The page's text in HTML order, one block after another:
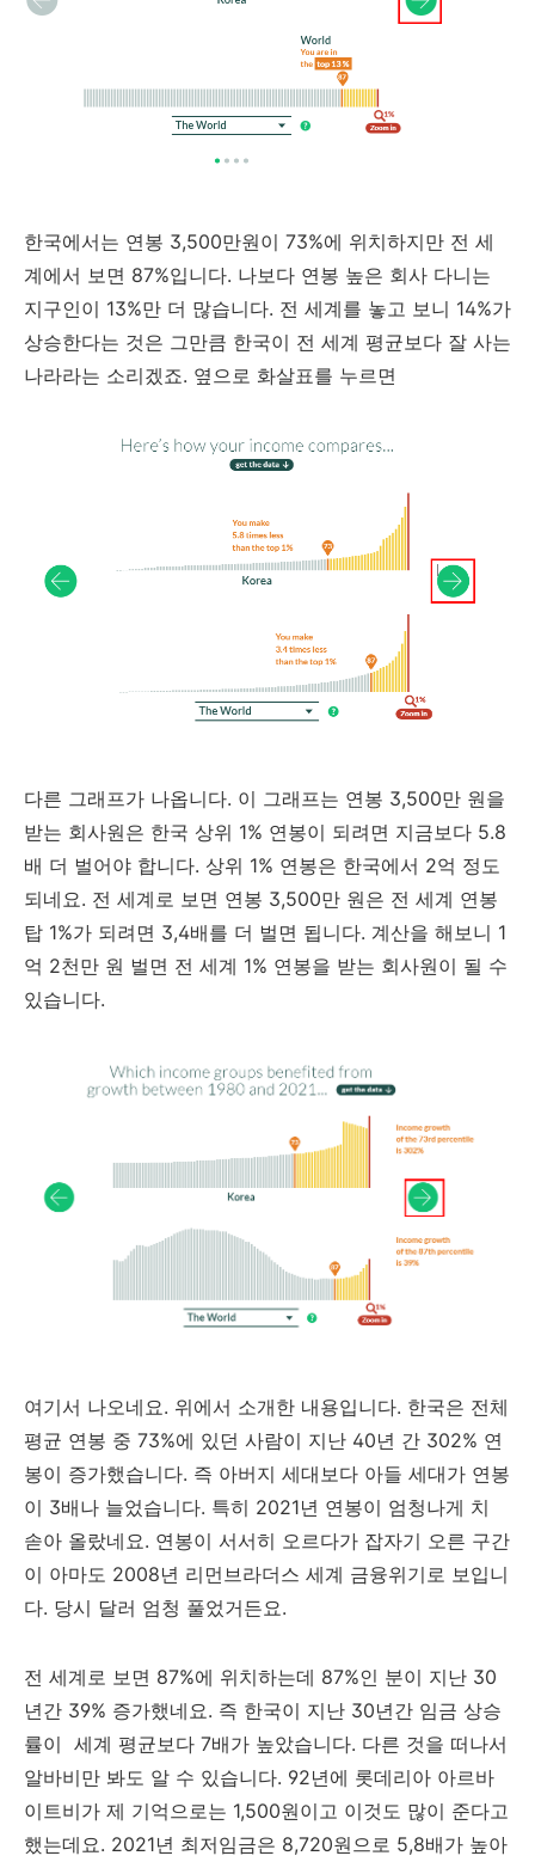
한국에서는 연봉 3,500만원이 73%에 위치하지만 전 세
계에서 보면 87%입니다. 나보다 연봉 높은 회사 다니는
지구인이 13%만 더 많습니다. 전 세계를 놓고 보니 14%가
상승한다는 것은 그만큼 한국이 전 세계 평균보다 잘 사는
나라라는 소리겠죠. 옆으로 화살표를 누르면
다른 그래프가 나옵니다. 이 그래프는 연봉 3,500만 원을
받는 회사원은 한국 상위 1% 연봉이 되려면 지금보다 5.8
배 더 벌어야 합니다. 상위 1% 연봉은 한국에서 2억 정도
되네요. 전 세계로 보면 연봉 3,500만 원은 전 세계 연봉
탑 1%가 되려면 3,4배를 더 벌면 됩니다. 계산을 해보니 1
억 2천만 원 벌면 전 세계 1% 연봉을 받는 회사원이 될 수
있습니다.
여기서 나오네요. 위에서 소개한 내용입니다. 한국은 전체
평균 연봉 중 73%에 있던 사람이 지난 40년 간 302% 연
봉이 증가했습니다. 즉 아버지 세대보다 아들 세대가 연봉
이 3배나 늘었습니다. 특히 2021년 연봉이 엄청나게 치
솓아 올랐네요. 연봉이 서서히 오르다가 잡자기 오른 구간
이 아마도 2008년 리먼브라더스 세계 금융위기로 보입니
다. 당시 달러 엄청 풀었거든요.
전 세계로 보면 87%에 위치하는데 87%인 분이 지난 30
년간 39% 증가했네요. 즉 한국이 지난 30년간 임금 상승
률이 세계 평균보다 7배가 높았습니다. 다른 것을 떠나서
알바비만 봐도 알 수 있습니다. 92년에 롯데리아 아르바
이트비가 제 기억으로는 1,500원이고 이것도 많이 준다고
했는데요. 2021년 최저임금은 8,720원으로 5,8배가 높아